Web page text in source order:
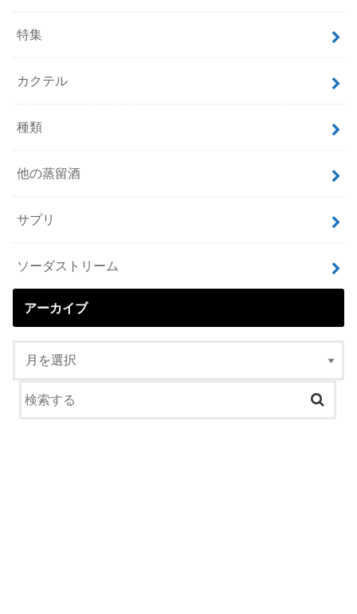
特集
カクテル
種類
他の蒸留酒
サプリ
ソーダストリーム
アーカイブ